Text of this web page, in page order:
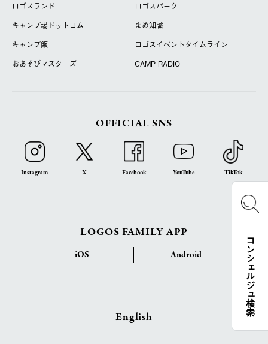
コンシェルジュ検索
ロゴスランド
ロゴスパーク
キャンプ場ドットコム
まめ知識
キャンプ飯
ロゴスイベントタイムライン
おあそびマスターズ
CAMP RADIO
OFFICIAL SNS
Instagram X Facebook YouTube TikTok
LOGOS FAMILY APP
iOS Android
English